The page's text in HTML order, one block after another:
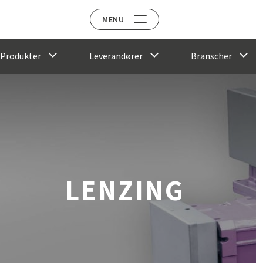
MENU
Produkter Leverandører Branscher
LENZING